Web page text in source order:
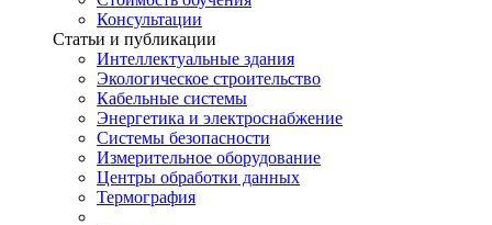
Консультации
Статьи и публикации
Интеллектуальные здания
Экологическое строительство
Кабельные системы
Энергетика и электроснабжение
Системы безопасности
Измерительное оборудование
Центры обработки данных
Термография